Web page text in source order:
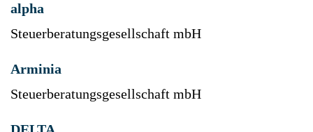
alpha
Steuerberatungsgesellschaft mbH
Arminia
Steuerberatungsgesellschaft mbH